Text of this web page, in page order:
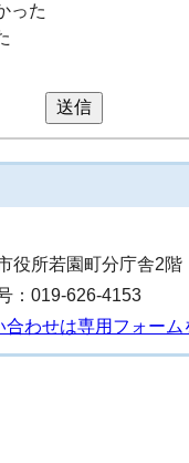
った
送信
所若園町分庁舎2階
：019-626-4153
わせは専用フォーム